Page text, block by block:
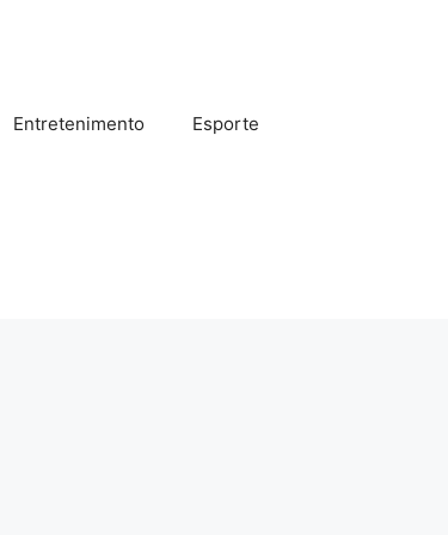
Entretenimento Esporte